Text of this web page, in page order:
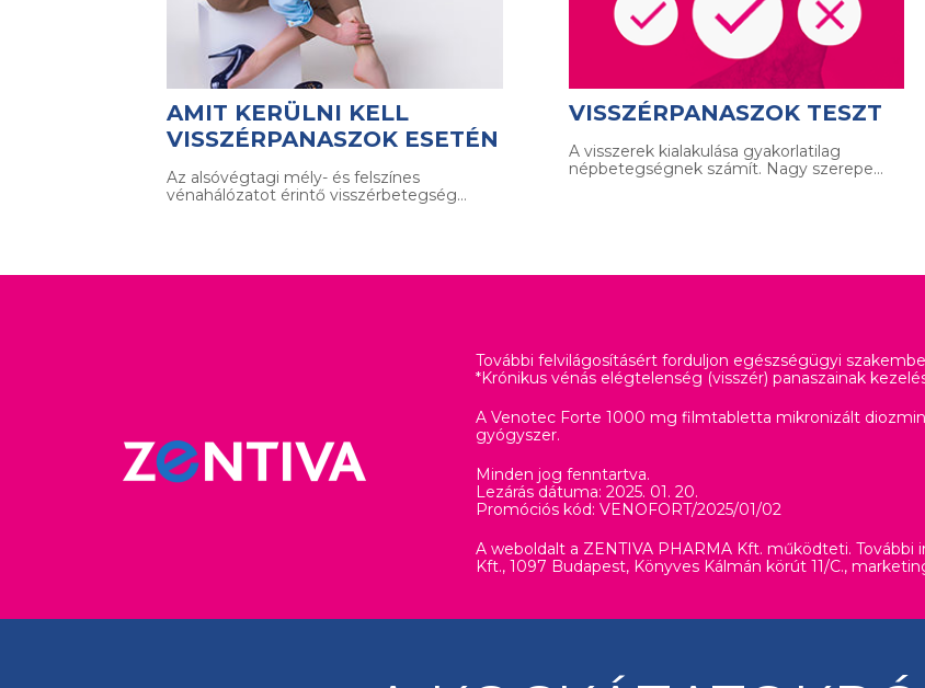
AMIT KERÜLNI KELL
VISSZÉRPANASZOK ESETÉN
Az alsóvégtagi mély- és felszínes
vénahálózatot érintő visszérbetegség…
VISSZÉRPANASZOK TESZT
A visszerek kialakulása gyakorlatilag
népbetegségnek számít. Nagy szerepe…
További felvilágosításért forduljon egészségügyi
*Krónikus vénás elégtelenség (visszér) panaszainak
A Venotec Forte 1000 mg filmtabletta mikronizált
gyógyszer.
Minden jog fenntartva.
Lezárás dátuma: 2025. 01. 20.
Promóciós kód: VENOFORT/2025/01/02
A weboldalt a ZENTIVA PHARMA Kft. működteti.
Kft., 1097 Budapest, Könyves Kálmán körút 11/C.,